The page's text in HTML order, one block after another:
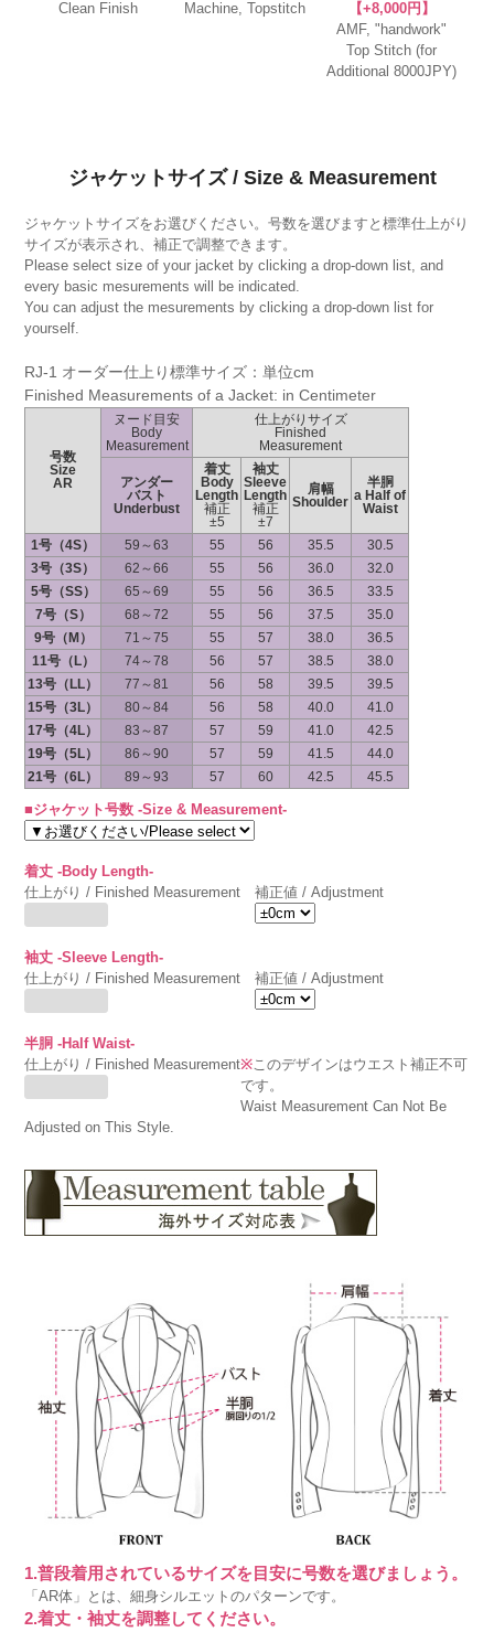
Clean Finish Machine, Topstitch
【+8,000円】
AMF, "handwork"
Top Stitch (for
Additional 8000JPY)
ジャケットサイズ / Size & Measurement
ジャケットサイズをお選びください。号数を選びますと標準仕上がり
サイズが表示され、補正で調整できます。
Please select size of your jacket by clicking a drop-down list, and
every basic mesurements will be indicated.
You can adjust the mesurements by clicking a drop-down list for
yourself.
RJ-1 オーダー仕上り標準サイズ：単位cm
Finished Measurements of a Jacket: in Centimeter
号数
Size
AR
ヌード目安
Body
Measurement
仕上がりサイズ
Finished
Measurement
アンダー
バスト
Underbust
着丈
Body
Length
補正
±5
袖丈
Sleeve
Length
補正
±7
肩幅
Shoulder
半胴
a Half of
Waist
1号（4S） 59～63 55 56 35.5
30.5
3号（3S）
62～66 55 56 36.0
32.0
5号（SS）
65～69 55 56 36.5
33.5
7号（S）
68～72 55 56 37.5
35.0
9号（M）
71～75 55 57 38.0
36.5
11号（L）
74～78 56 57 38.5
38.0
13号（LL）
77～81 56 58 39.5
39.5
15号（3L）
80～84 56 58 40.0
41.0
17号（4L）
83～87 57 59 41.0
42.5
19号（5L）
86～90 57 59 41.5
44.0
21号（6L）
89～93 57 60 42.5 45.5
■ジャケット号数 -Size & Measurement-
着丈 -Body Length-
仕上がり / Finished Measurement
補正値 / Adjustment
袖丈 -Sleeve Length-
仕上がり / Finished Measurement
補正値 / Adjustment
半胴 -Half Waist-
仕上がり / Finished Measurement※このデザインはウエスト補正不可
です。
Waist Measurement Can Not Be
Adjusted on This Style.
1.普段着用されているサイズを目安に号数を選びましょう。
「AR体」とは、細身シルエットのパターンです。
2.着丈・袖丈を調整してください。